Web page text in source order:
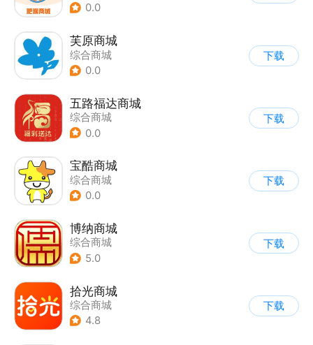
0.0
芙原商城
综合商城
0.0
下载
五路福达商城
综合商城
0.0
下载
宝酷商城
综合商城
0.0
下载
博纳商城
综合商城
5.0
下载
拾光商城
综合商城
4.8
下载